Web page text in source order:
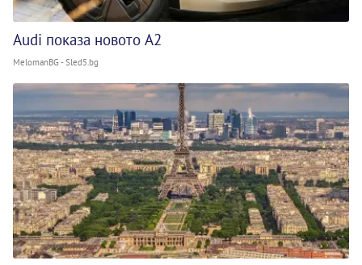
Audi показа новото A2
MelomanBG - Sled5.bg